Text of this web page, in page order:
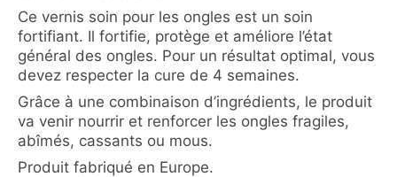
Ce vernis soin pour les ongles est un soin
fortifiant. Il fortifie, protège et améliore l’état
général des ongles. Pour un résultat optimal, vous
devez respecter la cure de 4 semaines.
Grâce à une combinaison d’ingrédients, le produit
va venir nourrir et renforcer les ongles fragiles,
abîmés, cassants ou mous.
Produit fabriqué en Europe.